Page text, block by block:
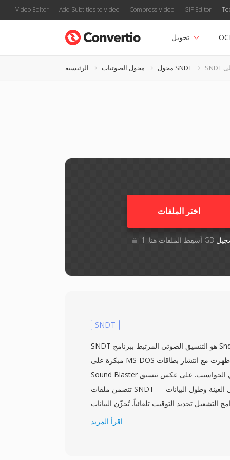
Video Editor Add Subtitles to Video Compress Video GIF Editor
تحويل
الرئيسية محول الصوتيات محول SNDT
اختر الملفات
SNDT
SNDT هو التنسيق الصوتي المرتبط ببرنامج Sndtool، وهو أداة صوتية
مبكرة على MS-DOS من أوائل التسعينيات ظهرت مع انتشار بطاقات
Sound Blaster في الحواسيب. على عكس تنسيق Sounder بدون ترويسة،
تتضمن ملفات SNDT ترويسة مختصرة بمعدل العينة وطول البيانات —
تحديد التوقيت تلقائياً. تُخزّن البيانات
الصوتية كـ PCM غير موقّع بدقة 8 بت، عادةً بمعدل 8000 إلى 22050 هرتز
اقرأ المزيد